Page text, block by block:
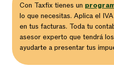
Con Taxfix tienes un
lo que necesitas. Aplica el
en tus facturas. Toda tu
asesor experto que tendrá
ayudarte a presentar tus